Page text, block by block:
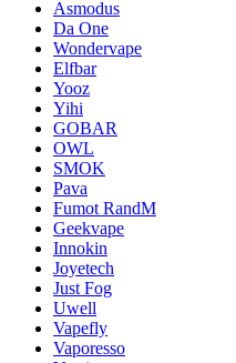
Asmodus
Da One
Wondervape
Elfbar
Yooz
Yihi
GOBAR
OWL
SMOK
Pava
Fumot RandM
Geekvape
Innokin
Joyetech
Just Fog
Uwell
Vapefly
Vaporesso